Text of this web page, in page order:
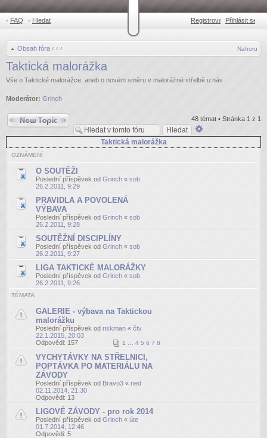
• FAQ • Hledat Registrovat •Přihlásit se
Obsah fóra ‹ ‹ ‹ Nahoru
Taktická malorážka
Vše o Taktické malorážce, aneb o novém směru v malorážné střelbě u nás
Moderátor: Grinch
48 témat • Stránka 1 z 1
Odeslat nové téma
hledání
Taktická malorážka
OZNÁMENÍ
O SOUTĚŽI
Poslední příspěvek od Grinch « sob
26.2.2011, 9:29
PRAVIDLA A POVOLENÁ
VÝBAVA
Poslední příspěvek od Grinch « sob
26.2.2011, 9:28
SOUTĚŽNÍ DISCIPLÍNY
Poslední příspěvek od Grinch « sob
26.2.2011, 9:27
LIGA TAKTICKÉ MALORÁŽKY
Poslední příspěvek od Grinch « sob
26.2.2011, 9:26
TÉMATA
GALERIE - výbava na Taktickou
malorážku
Poslední příspěvek od riskman « čtv
22.1.2015, 20:03
Odpovědi: 157 1 4 5 6 7 8
VYCHYTÁVKY NA STŘELNICI,
POPTÁVKA PO MATERIÁLU NA
ZÁVODY
Poslední příspěvek od Bravo3 « ned
02.11.2014, 21:30
Odpovědi: 13
LIGOVÉ ZÁVODY - pro rok 2014
Poslední příspěvek od Grinch « úte
01.7.2014, 12:46
Odpovědi: 5